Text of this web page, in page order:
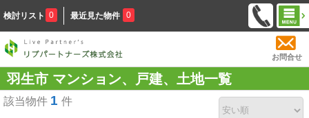
検討リスト 0 最近見た物件 0
お問合せ
羽生市 マンション、戸建、土地一覧
該当物件 1 件